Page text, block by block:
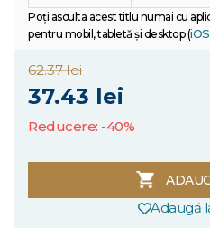
Poți asculta acest titlu numai cu
pentru mobil, tabletă și desktop (iOS
62.37 lei
37.43 lei
Reducere: -40%
Adaugă